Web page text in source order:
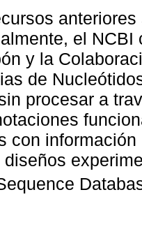
el
y la
de
procesar a
con